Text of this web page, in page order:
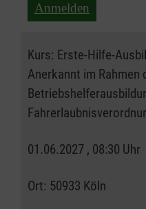
Anmelden
Kurs: Erste-Hilfe-
Anerkannt im Rahmen
01.06.2027 , 08:30 Uhr
Ort: 50933 Köln